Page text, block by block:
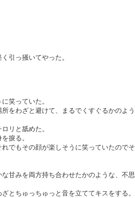
引っ掻いてやった。
笑っていた。
をわざと避けて、まるでくすぐるかのよう
リと舐めた。
捩る。
でもその顔が楽しそうに笑っていたのでそ
甘みを両方持ち合わせたかのような、不思
とちゅっちゅっと音を立ててキスをする。